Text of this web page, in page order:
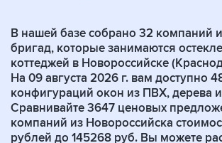
В нашей базе собрано 32 компаний
бригад, которые занимаются
коттеджей в Новороссийске
На 09 августа 2026 г. вам доступно
конфигураций окон из ПВХ, дерева
Сравнивайте 3647 ценовых
компаний из Новороссийска
рублей до 145268 руб. Вы можете